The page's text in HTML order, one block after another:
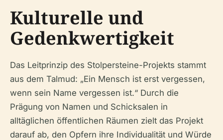
Kulturelle und
Gedenkwertigkeit
Das Leitprinzip des Stolpersteine-Projekts stammt
aus dem Talmud: „Ein Mensch ist erst vergessen,
wenn sein Name vergessen ist.“ Durch die
Prägung von Namen und Schicksalen in
alltäglichen öffentlichen Räumen zielt das Projekt
darauf ab, den Opfern ihre Individualität und Würde